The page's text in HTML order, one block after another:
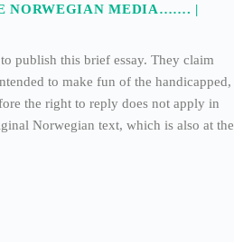
NORWEGIAN MEDIA……. |
publish this brief essay. They claim
to make fun of the handicapped,
the right to reply does not apply in
Norwegian text, which is also at the